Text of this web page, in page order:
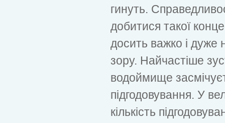
гинуть.
добитися такої
досить важко і дуже
зору. Найчастіше
водоймище
підгодовування. У
кількість